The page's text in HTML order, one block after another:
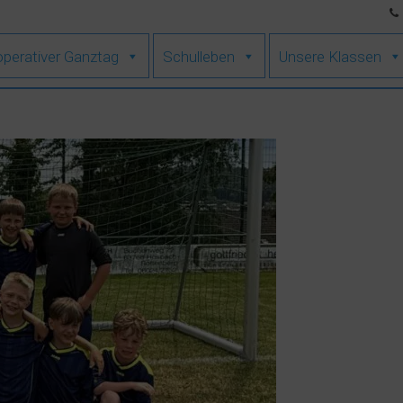
Ganztag Schulleben Unsere Klassen